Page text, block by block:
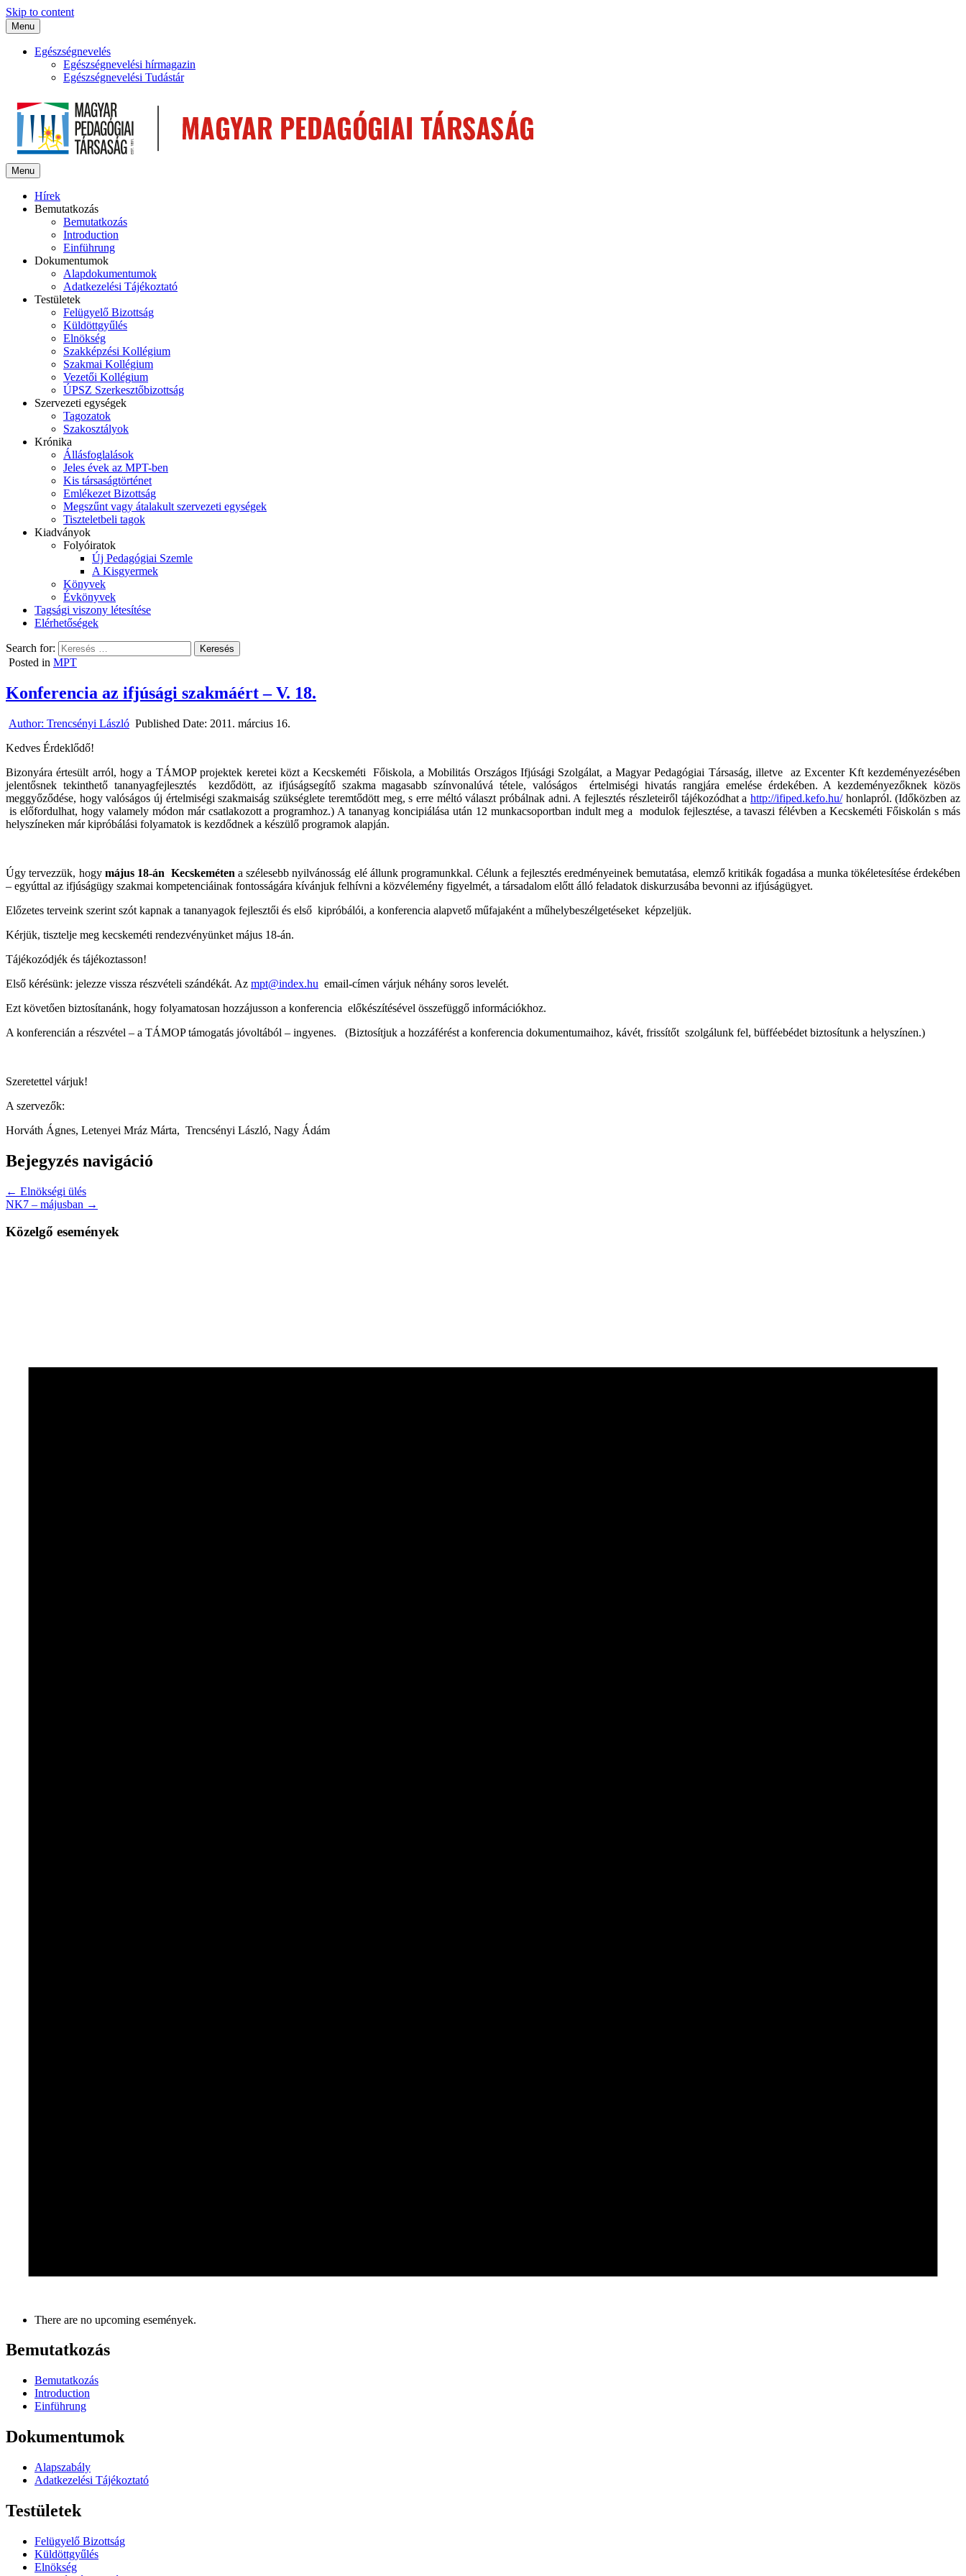
Skip to content
Menu
Egészségnevelés
Egészségnevelési hírmagazin
Egészségnevelési Tudástár
Menu
Hírek
Bemutatkozás
Bemutatkozás
Introduction
Einführung
Dokumentumok
Alapdokumentumok
Adatkezelési Tájékoztató
Testületek
Felügyelő Bizottság
Küldöttgyűlés
Elnökség
Szakképzési Kollégium
Szakmai Kollégium
Vezetői Kollégium
ÚPSZ Szerkesztőbizottság
Szervezeti egységek
Tagozatok
Szakosztályok
Krónika
Állásfoglalások
Jeles évek az MPT-ben
Kis társaságtörténet
Emlékezet Bizottság
Megszűnt vagy átalakult szervezeti egységek
Tiszteletbeli tagok
Kiadványok
Folyóiratok
Új Pedagógiai Szemle
A Kisgyermek
Könyvek
Évkönyvek
Tagsági viszony létesítése
Elérhetőségek
Search for:
Posted in MPT
Konferencia az ifjúsági szakmáért – V. 18.
Author: Trencsényi László Published Date: 2011. március 16.
Kedves Érdeklődő!
Bizonyára értesült arról, hogy a TÁMOP projektek keretei közt a Kecskeméti
Főiskola, a Mobilitás Országos Ifjúsági Szolgálat, a Magyar Pedagógiai Társaság, illetve
az Excenter Kft kezdeményezésében
jelentősnek tekinthető tananyagfejlesztés
kezdődött, az ifjúságsegítő szakma magasabb színvonalúvá tétele, valóságos
értelmiségi hivatás rangjára emelése érdekében. A kezdeményezőknek közös
meggyőződése, hogy valóságos új értelmiségi szakmaiság szükséglete teremtődött meg, s erre méltó választ próbálnak adni. A fejlesztés részleteiről tájékozódhat a http://ifiped.kefo.hu/honlapról. (Időközben az
is előfordulhat, hogy valamely módon már csatlakozott a programhoz.) A tananyag koncipiálása után 12 munkacsoportban indult meg a
modulok fejlesztése, a tavaszi félévben a Kecskeméti Főiskolán s más
helyszíneken már kipróbálási folyamatok is kezdődnek a készülő programok alapján.
Úgy tervezzük, hogy május 18-án Kecskeméten a szélesebb nyilvánosság elé állunk programunkkal. Célunk a fejlesztés eredményeinek bemutatása, elemző kritikák fogadása a munka tökéletesítése érdekében
– egyúttal az ifjúságügy szakmai kompetenciáinak fontosságára kívánjuk felhívni a közvélemény figyelmét, a társadalom előtt álló feladatok diskurzusába bevonni az ifjúságügyet.
Előzetes terveink szerint szót kapnak a tananyagok fejlesztői és első kipróbálói, a konferencia alapvető műfajaként a műhelybeszélgetéseket képzeljük.
Kérjük, tisztelje meg kecskeméti rendezvényünket május 18-án.
Tájékozódjék és tájékoztasson!
Első kérésünk: jelezze vissza részvételi szándékát. Az mpt@index.hu email-címen várjuk néhány soros levelét.
Ezt követően biztosítanánk, hogy folyamatosan hozzájusson a konferencia előkészítésével összefüggő információkhoz.
A konferencián a részvétel – a TÁMOP támogatás jóvoltából – ingyenes.
(Biztosítjuk a hozzáférést a konferencia dokumentumaihoz, kávét, frissítőt szolgálunk fel, büfféebédet biztosítunk a helyszínen.)
Szeretettel várjuk!
A szervezők:
Horváth Ágnes, Letenyei Mráz Márta, Trencsényi László, Nagy Ádám
Bejegyzés navigáció
← Elnökségi ülés
NK7 – májusban →
Közelgő események
There are no upcoming események.
Bemutatkozás
Bemutatkozás
Introduction
Einführung
Dokumentumok
Alapszabály
Adatkezelési Tájékoztató
Testületek
Felügyelő Bizottság
Küldöttgyűlés
Elnökség